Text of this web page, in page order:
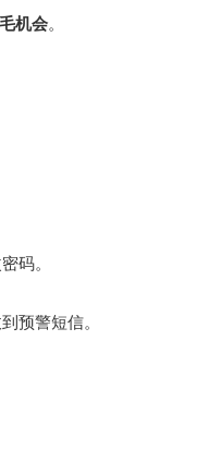
机会。
码。
预警短信。